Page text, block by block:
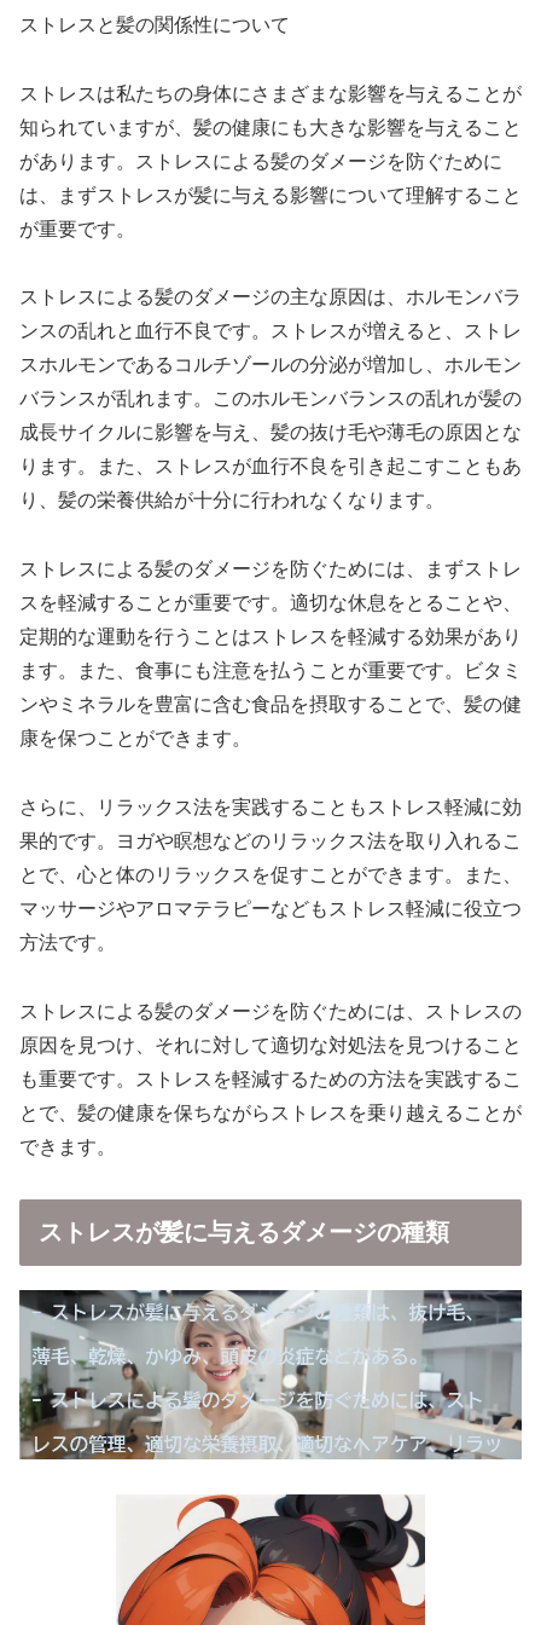
ストレスと髪の関係性について
ストレスは私たちの身体にさまざまな影響を与えることが
知られていますが、髪の健康にも大きな影響を与えること
があります。ストレスによる髪のダメージを防ぐために
は、まずストレスが髪に与える影響について理解すること
が重要です。
ストレスによる髪のダメージの主な原因は、ホルモンバラ
ンスの乱れと血行不良です。ストレスが増えると、ストレ
スホルモンであるコルチゾールの分泌が増加し、ホルモン
バランスが乱れます。このホルモンバランスの乱れが髪の
成長サイクルに影響を与え、髪の抜け毛や薄毛の原因とな
ります。また、ストレスが血行不良を引き起こすこともあ
り、髪の栄養供給が十分に行われなくなります。
ストレスによる髪のダメージを防ぐためには、まずストレ
スを軽減することが重要です。適切な休息をとることや、
定期的な運動を行うことはストレスを軽減する効果があり
ます。また、食事にも注意を払うことが重要です。ビタミ
ンやミネラルを豊富に含む食品を摂取することで、髪の健
康を保つことができます。
さらに、リラックス法を実践することもストレス軽減に効
果的です。ヨガや瞑想などのリラックス法を取り入れるこ
とで、心と体のリラックスを促すことができます。また、
マッサージやアロマテラピーなどもストレス軽減に役立つ
方法です。
ストレスによる髪のダメージを防ぐためには、ストレスの
原因を見つけ、それに対して適切な対処法を見つけること
も重要です。ストレスを軽減するための方法を実践するこ
とで、髪の健康を保ちながらストレスを乗り越えることが
できます。
ストレスが髪に与えるダメージの種類